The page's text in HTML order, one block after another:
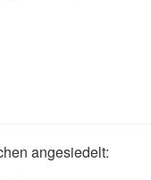
angesiedelt: